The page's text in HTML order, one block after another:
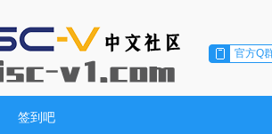
官方Q
签到吧